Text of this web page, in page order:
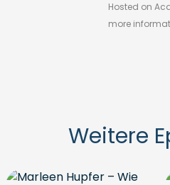
Hosted on
more
Weitere